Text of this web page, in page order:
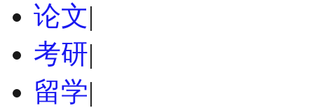
论文|
考研|
留学|